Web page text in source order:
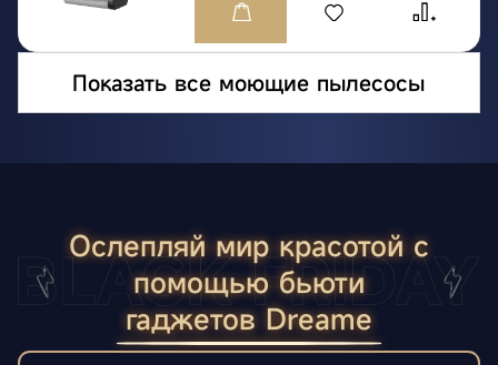
Показать все моющие пылесосы
Ослепляй мир красотой с
помощью бьюти
гаджетов Dreame